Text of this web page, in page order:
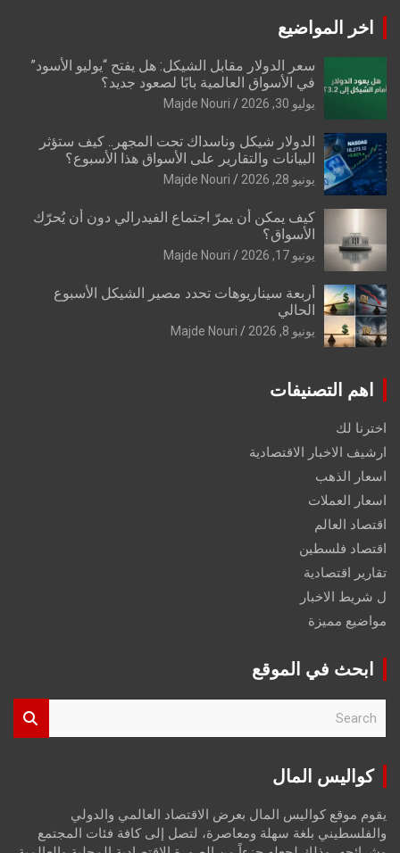
اخر المواضيع
سعر الدولار مقابل الشيكل: هل يفتح “يوليو الأسود”
في الأسواق العالمية بابًا لصعود جديد؟
يوليو 30, 2026 Majde Nouri
الدولار شيكل وناسداك تحت المجهر.. كيف ستؤثر
البيانات والتقارير على الأسواق هذا الأسبوع؟
يونيو 28, 2026 Majde Nouri
كيف يمكن أن يمرّ اجتماع الفيدرالي دون أن يُحرّك
الأسواق؟
يونيو 17, 2026 Majde Nouri
أربعة سيناريوهات تحدد مصير الشيكل الأسبوع
الحالي
يونيو 8, 2026 Majde Nouri
اهم التصنيفات
اخترنا لك
ارشيف الاخبار الاقتصادية
اسعار الذهب
اسعار العملات
اقتصاد العالم
اقتصاد فلسطين
تقارير اقتصادية
ل شريط الاخبار
مواضيع مميزة
ابحث في الموقع
r
كواليس المال
يقوم موقع كواليس المال بعرض الاقتصاد العالمي والدولي
والفلسطيني بلغة سهلة ومعاصرة، لتصل إلى كافة فئات المجتمع